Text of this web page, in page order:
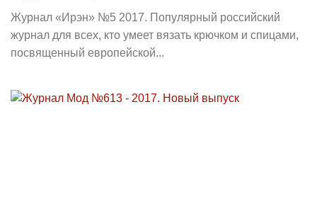
Журнал «Ирэн» №5 2017. Популярный российский
журнал для всех, кто умеет вязать крючком и спицами,
посвященный европейской...